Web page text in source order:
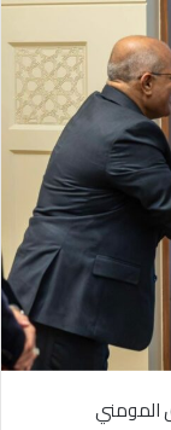
المومني